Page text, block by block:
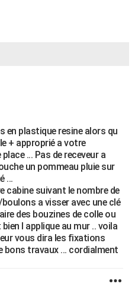
en plastique resine alors qu
+ approprié a votre
... Pas de receveur a
un pommeau pluie sur
...
cabine suivant le nombre de
a visser avec une clé
des bouzines de colle ou
l applique au mur .. voila
vous dira les fixations
bons travaux ... cordialment